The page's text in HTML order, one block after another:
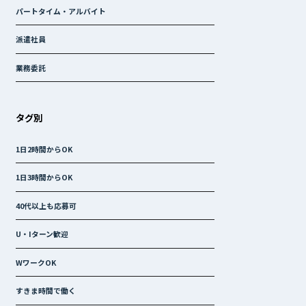
パートタイム・アルバイト
派遣社員
業務委託
タグ別
1日2時間からOK
1日3時間からOK
40代以上も応募可
U・Iターン歓迎
WワークOK
すきま時間で働く